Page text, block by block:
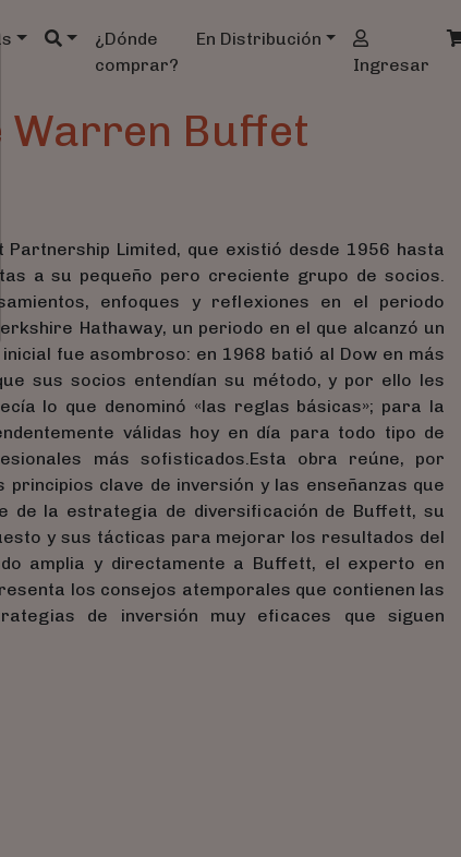
¿Dónde
comprar?
En Distribución
Ingresar
Warren Buffet
Limited, que existió desde 1956 hasta
a su pequeño pero creciente grupo de socios.
enfoques y reflexiones en el periodo
Hathaway, un periodo en el que alcanzó un
fue asombroso: en 1968 batió al Dow en más
sus socios entendían su método, y por ello les
lo que denominó «las reglas básicas»; para la
válidas hoy en día para todo tipo de
más sofisticados.Esta obra reúne, por
clave de inversión y las enseñanzas que
de la estrategia de diversificación de Buffett, su
y sus tácticas para mejorar los resultados del
amplia y directamente a Buffett, el experto en
los consejos atemporales que contienen las
de inversión muy eficaces que siguen